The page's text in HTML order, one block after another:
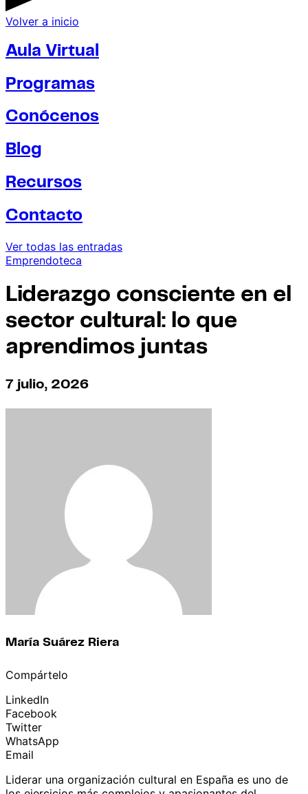
Volver a inicio
Aula Virtual
Programas
Conócenos
Blog
Recursos
Contacto
Ver todas las entradas
Emprendoteca
Liderazgo consciente en el
sector cultural: lo que
aprendimos juntas
7 julio, 2026
María Suárez Riera
Compártelo
LinkedIn
Facebook
Twitter
WhatsApp
Email
Liderar una organización cultural en España es uno de